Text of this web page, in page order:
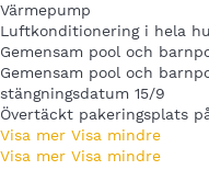
Värmepump
Luftkonditionering i hela
Gemensam pool och
Gemensam pool och
stängningsdatum 15/9
Övertäckt pakeringsplats
Visa mer Visa mindre
Visa mer Visa mindre